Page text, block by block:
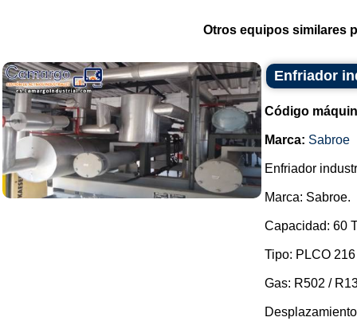
Otros equipos similares
Enfriador
Código
Marca: Sabroe
Enfriador
Marca: Sabroe.
Capacidad: 60
Tipo: PLCO
Gas: R502 /